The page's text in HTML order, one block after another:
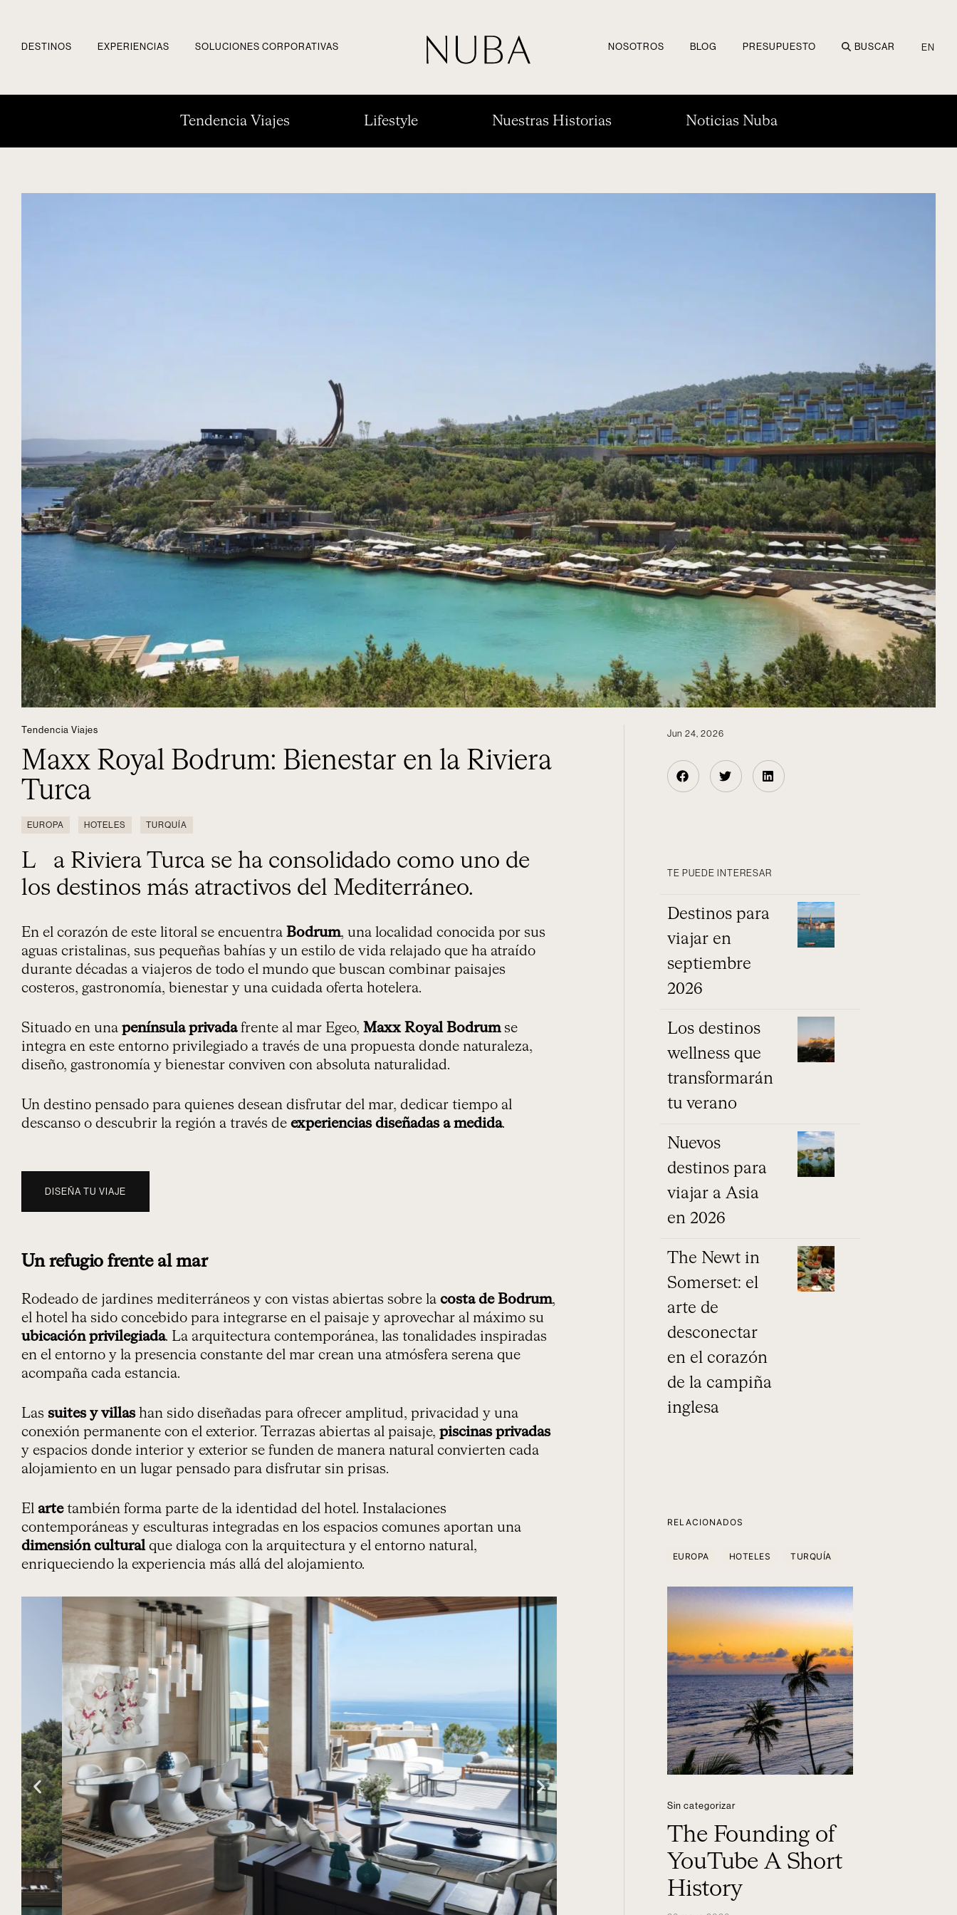
DESTINOS EXPERIENCIAS SOLUCIONES CORPORATIVAS NOSOTROS BLOG PRESUPUESTO BUSCAR EN
Tendencia Viajes Lifestyle Nuestras Historias Noticias Nuba
Tendencia Viajes
Maxx Royal Bodrum: Bienestar en la Riviera
Turca
EUROPA HOTELES TURQUÍA
La Riviera Turca se ha consolidado como uno de
los destinos más atractivos del Mediterráneo.
En el corazón de este litoral se encuentra Bodrum, una localidad conocida por sus
aguas cristalinas, sus pequeñas bahías y un estilo de vida relajado que ha atraído
durante décadas a viajeros de todo el mundo que buscan combinar paisajes
costeros, gastronomía, bienestar y una cuidada oferta hotelera.
Situado en una península privadafrente al mar Egeo, Maxx Royal Bodrumse
integra en este entorno privilegiado a través de una propuesta donde naturaleza,
diseño, gastronomía y bienestar conviven con absoluta naturalidad.
Un destino pensado para quienes desean disfrutar del mar, dedicar tiempo al
descanso o descubrir la región a través de experiencias diseñadas a medida.
DISEÑA TU VIAJE
Un refugio frente al mar
Rodeado de jardines mediterráneos y con vistas abiertas sobre la costa de Bodrum,
el hotel ha sido concebido para integrarse en el paisaje y aprovechar al máximo su
ubicación privilegiada. La arquitectura contemporánea, las tonalidades inspiradas
en el entorno y la presencia constante del mar crean una atmósfera serena que
acompaña cada estancia.
Las suites y villashan sido diseñadas para ofrecer amplitud, privacidad y una
conexión permanente con el exterior. Terrazas abiertas al paisaje, piscinas privadas
y espacios donde interior y exterior se funden de manera natural convierten cada
alojamiento en un lugar pensado para disfrutar sin prisas.
El artetambién forma parte de la identidad del hotel. Instalaciones
contemporáneas y esculturas integradas en los espacios comunes aportan una
dimensión culturalque dialoga con la arquitectura y el entorno natural,
enriqueciendo la experiencia más allá del alojamiento.
Jun 24, 2026
TE PUEDE INTERESAR
Destinos para
viajar en
septiembre
2026
Los destinos
wellness que
transformarán
tu verano
Nuevos
destinos para
viajar a Asia
en 2026
The Newt in
Somerset: el
arte de
desconectar
en el corazón
de la campiña
inglesa
RELACIONADOS
EUROPA HOTELES TURQUÍA
Sin categorizar
The Founding of
YouTube A Short
History